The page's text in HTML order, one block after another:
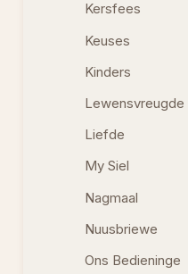
Kersfees
Keuses
Kinders
Lewensvreugde
Liefde
My Siel
Nagmaal
Nuusbriewe
Ons Bedieninge